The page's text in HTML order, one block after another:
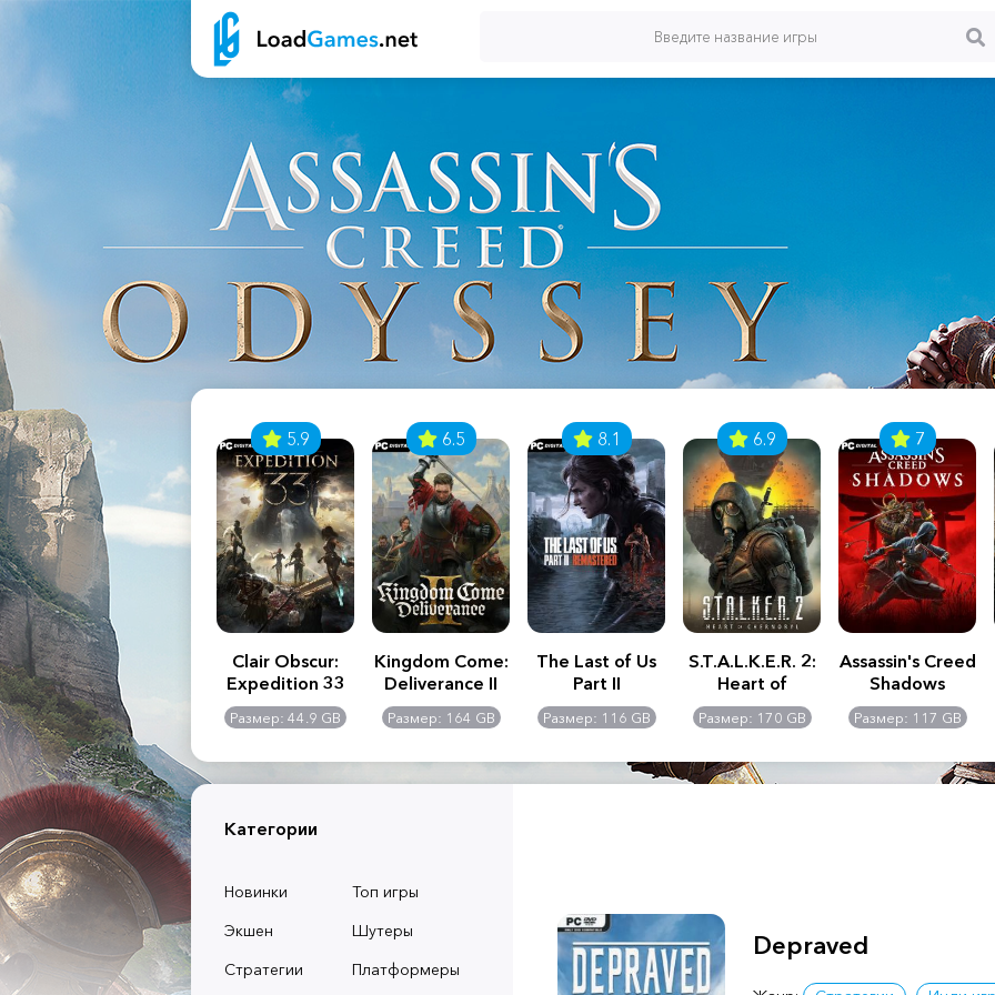
2:
-
GB
Assassin's Creed
Shadows
Размер: 117 GB
5.9
Clair Obscur:
Expedition 33
Размер: 44.9 GB
6.5
Kingdom Come:
Deliverance II
Размер: 164 GB
8.1
The Last of Us
Part II
Remastered
Размер: 116 GB
6.9
S.T.A.L.K.E.R. 2:
Heart of
Chernobyl -
Ultimate Edition
Размер: 170 GB
7
Assassin's Creed
Shadows
Размер: 117 GB
Категории
Новинки
Топ игры
Экшен
Шутеры
Стратегии
Платформеры
Depraved